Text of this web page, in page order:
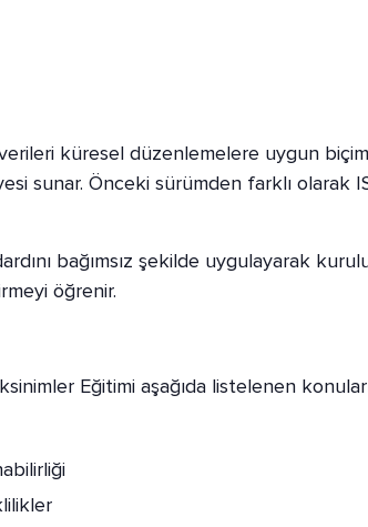
küresel düzenlemelere uygun
sunar. Önceki sürümden farklı olarak
bağımsız şekilde uygulayarak
öğrenir.
Eğitimi aşağıda listelenen